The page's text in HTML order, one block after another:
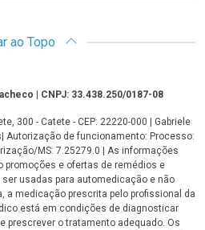
ao Topo
| CNPJ: 33.438.250/0187-08
300 - Catete - CEP: 22220-000 | Gabriele
Autorização de funcionamento: Processo:
MS: 7.25279.0 | As informações
promoções e ofertas de remédios e
usadas para automedicação e não
a medicação prescrita pelo profissional da
está em condições de diagnosticar
prescrever o tratamento adequado. Os